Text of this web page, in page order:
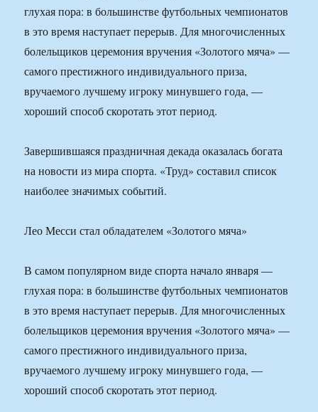
глухая пора: в большинстве футбольных чемпионатов
в это время наступает перерыв. Для многочисленных
болельщиков церемония вручения «Золотого мяча» —
самого престижного индивидуального приза,
вручаемого лучшему игроку минувшего года, —
хороший способ скоротать этот период.
Завершившаяся праздничная декада оказалась богата
на новости из мира спорта. «Труд» составил список
наиболее значимых событий.
Лео Месси стал обладателем «Золотого мяча»
В самом популярном виде спорта начало января —
глухая пора: в большинстве футбольных чемпионатов
в это время наступает перерыв. Для многочисленных
болельщиков церемония вручения «Золотого мяча» —
самого престижного индивидуального приза,
вручаемого лучшему игроку минувшего года, —
хороший способ скоротать этот период.